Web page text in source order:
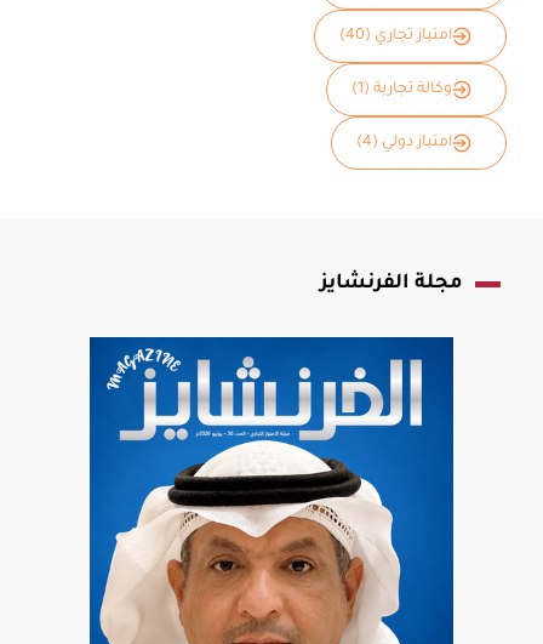
امتياز تجاري (40)
وكالة تجارية (1)
امتياز دولي (4)
مجلة الفرنشايز